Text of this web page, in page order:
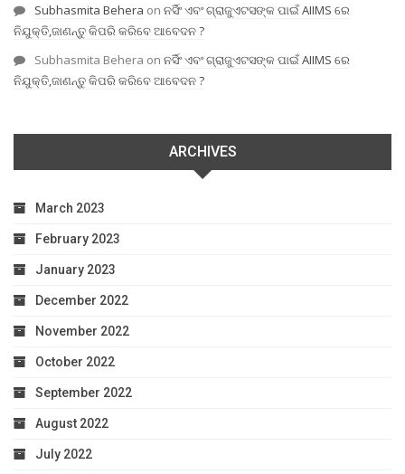
Subhasmita Behera on ନର୍ସିଂ ଏବଂ ଗ୍ରାଜୁଏଟସଙ୍କ ପାଇଁ AIIMS ରେ
ନିଯୁକ୍ତି,ଜାଣନ୍ତୁ କିପରି କରିବେ ଆବେଦନ ?
Subhasmita Behera on ନର୍ସିଂ ଏବଂ ଗ୍ରାଜୁଏଟସଙ୍କ ପାଇଁ AIIMS ରେ
ନିଯୁକ୍ତି,ଜାଣନ୍ତୁ କିପରି କରିବେ ଆବେଦନ ?
ARCHIVES
March 2023
February 2023
January 2023
December 2022
November 2022
October 2022
September 2022
August 2022
July 2022